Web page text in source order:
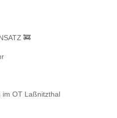
🚒
OT Laßnitzthal